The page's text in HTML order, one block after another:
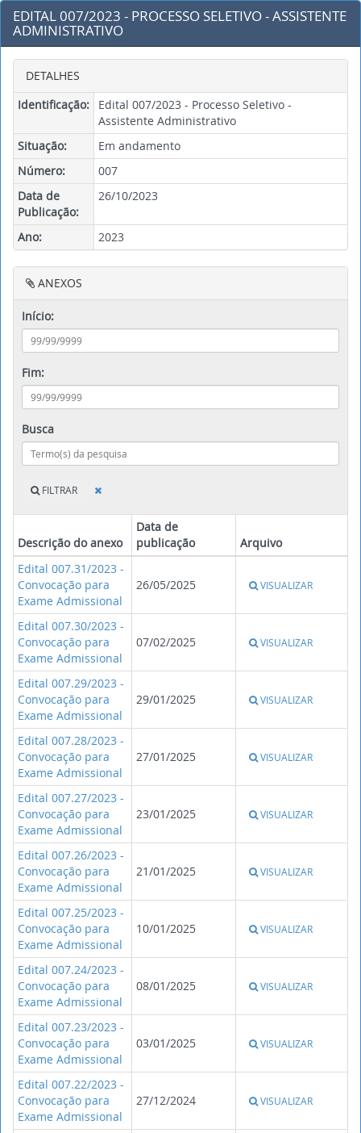
EDITAL 007/2023 - PROCESSO SELETIVO - ASSISTENTE
ADMINISTRATIVO
DETALHES
Identificação:
Edital 007/2023 - Processo Seletivo -
Assistente Administrativo
Situação:
Em andamento
Número:
007
Data de
Publicação:
26/10/2023
Ano: 2023
ANEXOS
Início:
Fim:
Busca
FILTRAR
Descrição do anexo
Data de
publicação
Arquivo
Edital 007.31/2023 -
Convocação para
Exame Admissional
26/05/2025 VISUALIZAR
Edital 007.30/2023 -
Convocação para
Exame Admissional
07/02/2025 VISUALIZAR
Edital 007.29/2023 -
Convocação para
Exame Admissional
29/01/2025 VISUALIZAR
Edital 007.28/2023 -
Convocação para
Exame Admissional
27/01/2025 VISUALIZAR
Edital 007.27/2023 -
Convocação para
Exame Admissional
23/01/2025 VISUALIZAR
Edital 007.26/2023 -
Convocação para
Exame Admissional
21/01/2025 VISUALIZAR
Edital 007.25/2023 -
Convocação para
Exame Admissional
10/01/2025 VISUALIZAR
Edital 007.24/2023 -
Convocação para
Exame Admissional
08/01/2025 VISUALIZAR
Edital 007.23/2023 -
Convocação para
Exame Admissional
03/01/2025 VISUALIZAR
Edital 007.22/2023 -
Convocação para
Exame Admissional
27/12/2024 VISUALIZAR